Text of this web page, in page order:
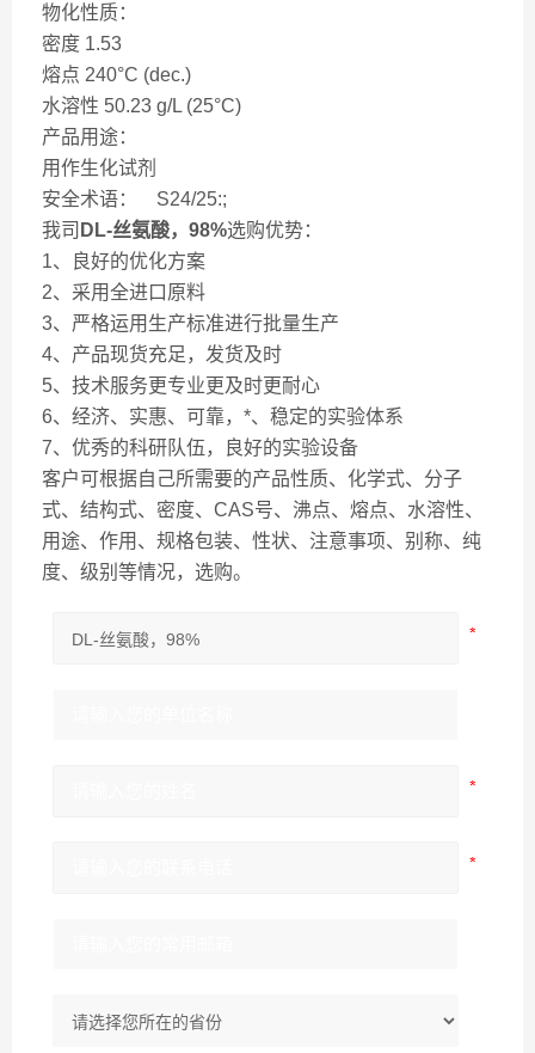
物化性质：
密度 1.53
熔点 240°C (dec.)
水溶性 50.23 g/L (25°C)
产品用途：
用作生化试剂
安全术语： S24/25:;
我司 DL-丝氨酸，98%选购优势：
1、良好的优化方案
2、采用全进口原料
3、严格运用生产标准进行批量生产
4、产品现货充足，发货及时
5、技术服务更专业更及时更耐心
6、经济、实惠、可靠，*、稳定的实验体系
7、优秀的科研队伍，良好的实验设备
客户可根据自己所需要的产品性质、化学式、分子
式、结构式、密度、CAS号、沸点、熔点、水溶性、
用途、作用、规格包装、性状、注意事项、别称、纯
度、级别等情况，选购。